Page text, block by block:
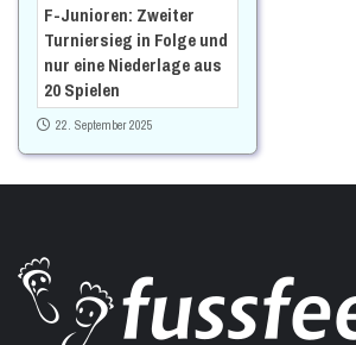
F-Junioren: Zweiter
Turniersieg in Folge und
nur eine Niederlage aus
20 Spielen
22. September 2025